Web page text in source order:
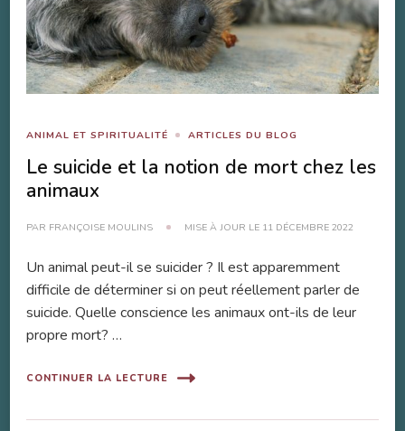
ANIMAL ET SPIRITUALITÉ ARTICLES DU BLOG
Le suicide et la notion de mort chez les
animaux
PAR FRANÇOISE MOULINS MISE À JOUR LE 11 DÉCEMBRE 2022
Un animal peut-il se suicider ? Il est apparemment
difficile de déterminer si on peut réellement parler de
suicide. Quelle conscience les animaux ont-ils de leur
propre mort? …
CONTINUER LA LECTURE